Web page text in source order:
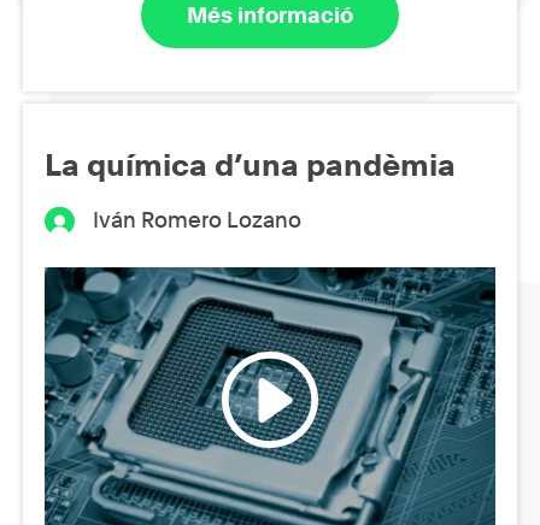
Més informació
La química d’una pandèmia
Iván Romero Lozano